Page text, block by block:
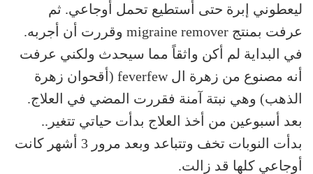
ليعطوني إبرة حتى أستطيع تحمل أوجاعي. ثم
عرفت بمنتج migraine remover وقررت أن أجربه.
في البداية لم أكن واثقاً مما سيحدث ولكني عرفت
أنه مصنوع من زهرة ال feverfew (أقحوان زهرة
الذهب) وهي نبتة آمنة فقررت المضي في العلاج.
بعد أسبوعين من أخذ العلاج بدأت حياتي تتغير..
بدأت النوبات تخف وتتباعد وبعد مرور 3 أشهر كانت
أوجاعي كلها قد زالت.